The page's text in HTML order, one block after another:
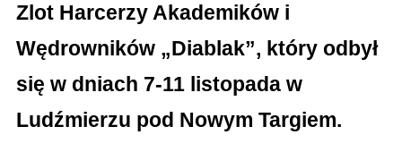
Zlot Harcerzy Akademików i
Wędrowników „Diablak”, który odbył
się w dniach 7-11 listopada w
Ludźmierzu pod Nowym Targiem.